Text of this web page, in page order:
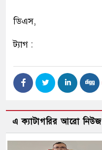
ডিএস,
ট্যাগ :
এ ক্যাটাগরির আরো নিউজ